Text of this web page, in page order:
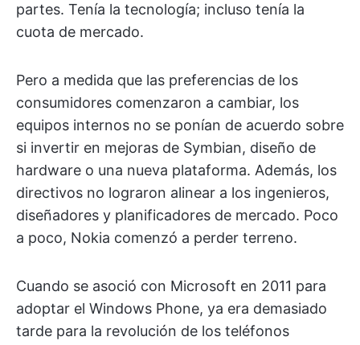
partes. Tenía la tecnología; incluso tenía la
cuota de mercado.
Pero a medida que las preferencias de los
consumidores comenzaron a cambiar, los
equipos internos no se ponían de acuerdo sobre
si invertir en mejoras de Symbian, diseño de
hardware o una nueva plataforma. Además, los
directivos no lograron alinear a los ingenieros,
diseñadores y planificadores de mercado. Poco
a poco, Nokia comenzó a perder terreno.
Cuando se asoció con Microsoft en 2011 para
adoptar el Windows Phone, ya era demasiado
tarde para la revolución de los teléfonos